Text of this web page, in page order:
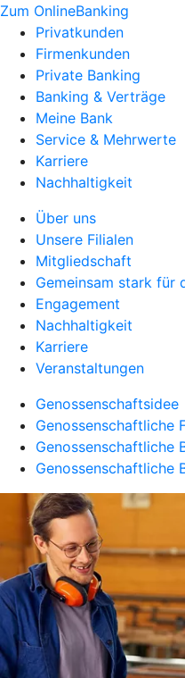
Zum OnlineBanking
Privatkunden
Firmenkunden
Private Banking
Banking & Verträge
Meine Bank
Service & Mehrwerte
Karriere
Nachhaltigkeit
Über uns
Unsere Filialen
Mitgliedschaft
Gemeinsam stark für
Engagement
Nachhaltigkeit
Karriere
Veranstaltungen
Genossenschaftsidee
Genossenschaftliche
Genossenschaftliche
Genossenschaftliche